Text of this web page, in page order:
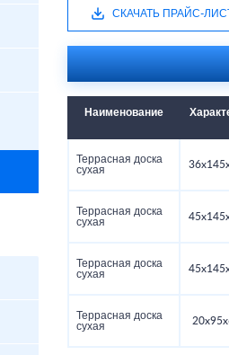
СКАЧАТЬ ПРАЙС-
Наименование
Террасная доска
сухая
Террасная доска
сухая
Террасная доска
сухая
Террасная доска
сухая